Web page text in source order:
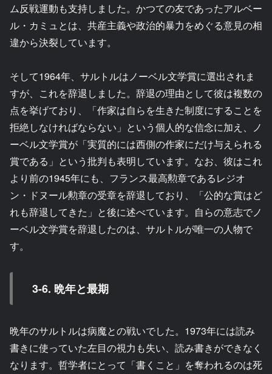
ム反戦運動も支持しました。かつての友であったアルベー
ル・カミュとは、共産主義や政治的暴力をめぐる意見の相
違から決裂しています。
そして1964年、サルトルはノーベル文学賞に選出されま
すが、これを辞退しました。辞退の理由として彼は複数の
点を挙げており、「作家は自らを生きた制度にすることを
拒絶しなければならない」という個人的な信念に加え、ノ
ーベル文学賞が「実質的には西側の作家にだけ与えられる
賞である」という批判も表明しています。なお、彼はこれ
より前の1945年にも、フランス最高勲章であるレジオ
ン・ドヌール勲章の受章を辞退しており、「公的な賞はど
れも辞退してきた」と後に述べています。自らの意志でノ
ーベル文学賞を辞退したのは、サルトルが唯一の人物で
す。
3-6. 晩年と最期
晩年のサルトルは病魔との戦いでした。1973年には読み
書きに使っていた左目の視力も失い、読み書きができなく
なります。哲学者にとって「書くこと」を奪われるのは死